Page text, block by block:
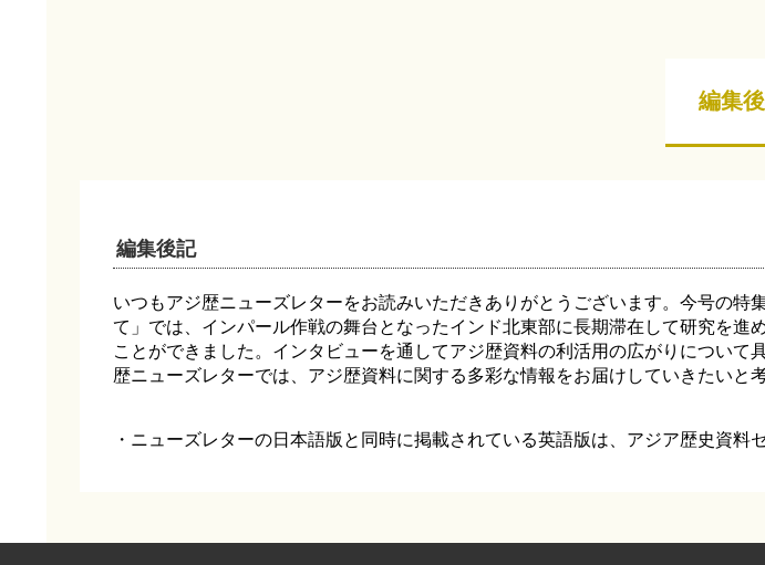
編集
編集後記
いつもアジ歴ニューズレターをお読みいただきありがとうございます。今号の
て」では、インパール作戦の舞台となったインド北東部に長期滞在して研究を
ことができました。インタビューを通してアジ歴資料の利活用の広がりについ
歴ニューズレターでは、アジ歴資料に関する多彩な情報をお届けしていきたいと
・ニューズレターの日本語版と同時に掲載されている英語版は、アジア歴史資料